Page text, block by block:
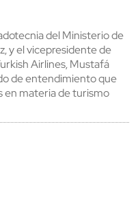
del Ministerio de
y el vicepresidente de
Airlines, Mustafá
de entendimiento que
en materia de turismo